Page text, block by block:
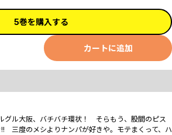
5巻を購入する
カートに追加
グル大阪、バチバチ環状！ そらもう、股間のピス
三度のメシよりナンパが好きや。モテまくって、ハ